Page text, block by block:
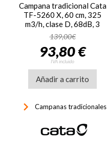
Campana tradicional Cata
TF-5260 X, 60 cm, 325
m3/h, clase D, 68dB, 3
velocidades, luz LED, ref.
02034310, inox
139,00€
93,80 €
IVA incluido
Añadir a carrito
keyboard_arrow_right Campanas tradicionales